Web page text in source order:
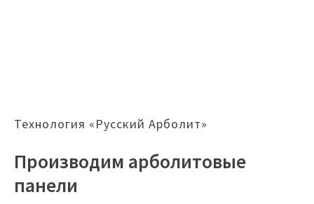
Технология «Русский Арболит»
Производим арболитовые
панели